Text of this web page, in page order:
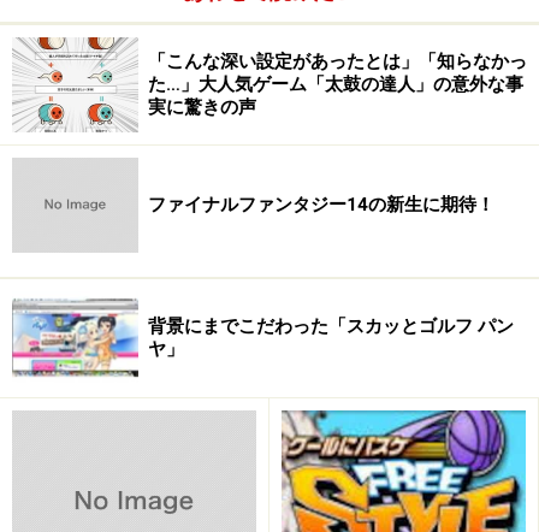
またゲーム内でのプレイをBlogやホームページなどで紹
介したりゲームの外でコミュニケーションを活発にする
楽しさもあります。
そこにはゲームで使われているキャラ名やネット上での
ハンドル名を公開している場合もあります。ログインす
るためのIDとパスワードに重複するような情報であるメ
ールアドレスも見かけられます。
「こんな深い設定があったとは」「知らなかっ
た…」大人気ゲーム「太鼓の達人」の意外な事
実に驚きの声
ファイナルファンタジー14の新生に期待！
背景にまでこだわった「スカッとゴルフ パン
ヤ」